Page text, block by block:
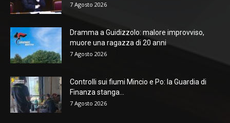
7 Agosto 2026
Dramma a Guidizzolo: malore improvviso,
muore una ragazza di 20 anni
7 Agosto 2026
Controlli sui fiumi Mincio e Po: la Guardia di
Finanza stanga...
7 Agosto 2026